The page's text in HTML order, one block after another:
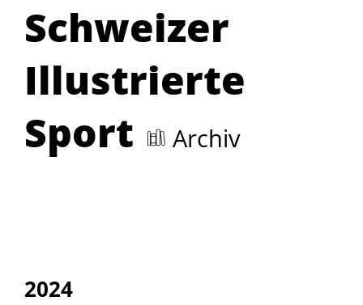
Schweizer
Illustrierte
Sport
Archiv
2024